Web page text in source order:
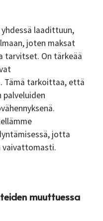
laadittuun,
joten maksat
tarvitset. On tärkeää
Tämä tarkoittaa, että
jotta
vaivattomasti.
muuttuessa